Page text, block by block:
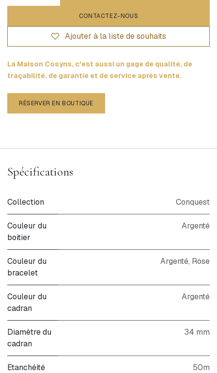
CONTACTEZ-NOUS
Ajouter à la liste de souhaits
La Maison Cosyns, c'est aussi un gage de qualité, de
traçabilité, de garantie et de service après vente.
RÉSERVER EN BOUTIQUE
Spécifications
Collection Conquest
Couleur du
boitier
Argenté
Couleur du
bracelet
Argenté, Rose
Couleur du
cadran
Argenté
Diamètre du
cadran
34 mm
Etanchéité 50m